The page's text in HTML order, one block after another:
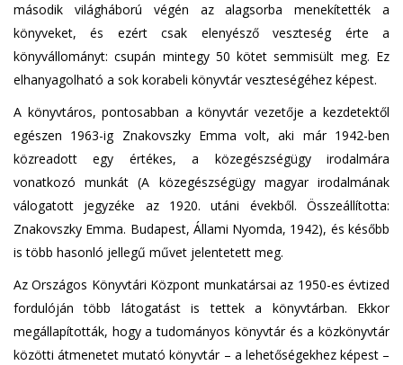
második világháború végén az alagsorba menekítették a
könyveket, és ezért csak elenyésző veszteség érte a
könyvállományt: csupán mintegy 50 kötet semmisült meg. Ez
elhanyagolható a sok korabeli könyvtár veszteségéhez képest.
A könyvtáros, pontosabban a könyvtár vezetője a kezdetektől
egészen 1963-ig Znakovszky Emma volt, aki már 1942-ben
közreadott egy értékes, a közegészségügy irodalmára
vonatkozó munkát (A közegészségügy magyar irodalmának
válogatott jegyzéke az 1920. utáni évekből. Összeállította:
Znakovszky Emma. Budapest, Állami Nyomda, 1942), és később
is több hasonló jellegű művet jelentetett meg.
Az Országos Könyvtári Központ munkatársai az 1950-es évtized
fordulóján több látogatást is tettek a könyvtárban. Ekkor
megállapították, hogy a tudományos könyvtár és a közkönyvtár
közötti átmenetet mutató könyvtár – a lehetőségekhez képest –